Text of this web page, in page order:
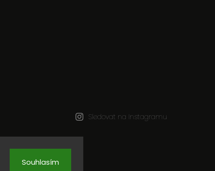
Souhlasím
Sledovat na Instagramu